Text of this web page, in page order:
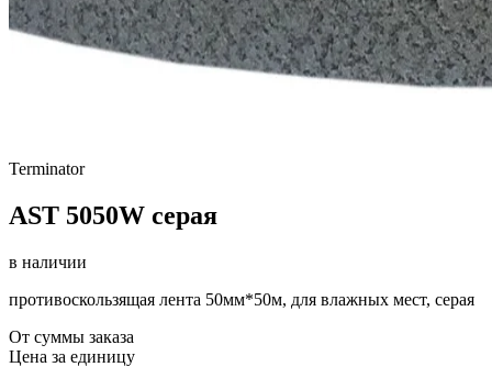
Terminator
AST 5050W серая
в наличии
противоскользящая лента 50мм*50м, для влажных мест, серая
От суммы заказа
Цена за единицу